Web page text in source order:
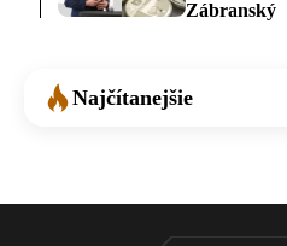
Zábranský
Najčítanejšie